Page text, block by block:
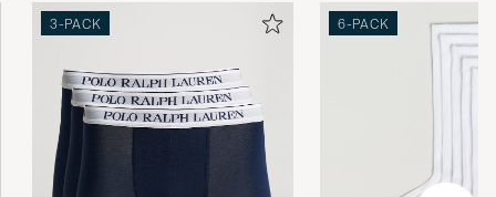
3-PACK 6-PACK